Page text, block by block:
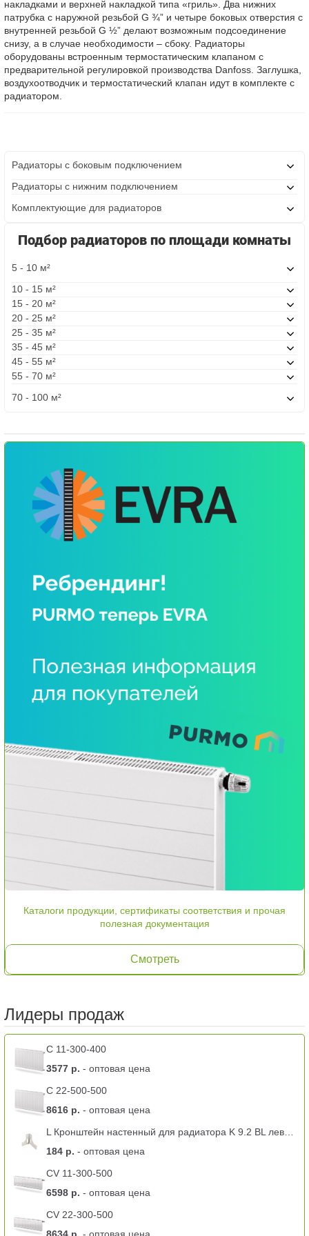
накладками и верхней накладкой типа «гриль». Два нижних
патрубка с наружной резьбой G ¾” и четыре боковых отверстия с
внутренней резьбой G ½” делают возможным подсоединение
снизу, а в случае необходимости – сбоку. Радиаторы
оборудованы встроенным термостатическим клапаном с
предварительной регулировкой производства Danfoss. Заглушка,
воздухоотводчик и термостатический клапан идут в комплекте с
радиатором.
Радиаторы с боковым подключением
Радиаторы с нижним подключением
Комплектующие для радиаторов
Подбор радиаторов по площади комнаты
5 - 10 м²
10 - 15 м²
15 - 20 м²
20 - 25 м²
25 - 35 м²
35 - 45 м²
45 - 55 м²
55 - 70 м²
70 - 100 м²
Каталоги продукции, сертификаты соответствия и прочая
полезная документация
Смотреть
Лидеры продаж
C 11-300-400
3577 р. - оптовая цена
C 22-500-500
8616 р. - оптовая цена
184 р. - оптовая цена
CV 11-300-500
6598 р. - оптовая цена
CV 22-300-500